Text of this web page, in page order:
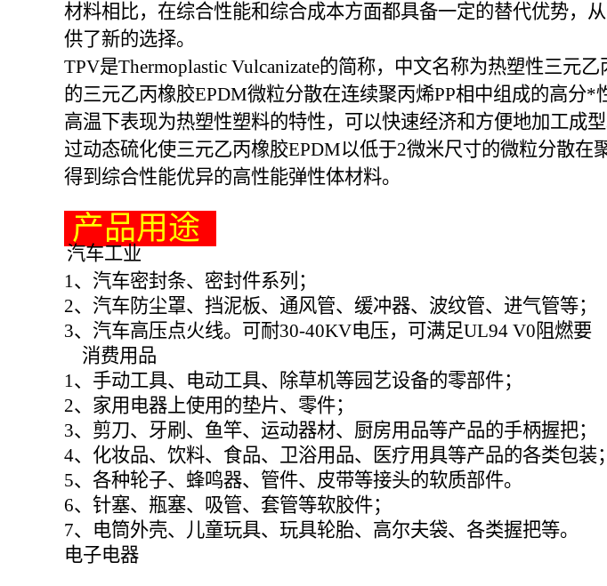
材料相比，在综合性能和综合成本方面都具备一定的替代优势，
供了新的选择。
TPV是Thermoplastic Vulcanizate的简称，中文名称为热塑性三
的三元乙丙橡胶EPDM微粒分散在连续聚丙烯PP相中组成的高分
高温下表现为热塑性塑料的特性，可以快速经济和方便地加工成
过动态硫化使三元乙丙橡胶EPDM以低于2微米尺寸的微粒分散在
得到综合性能优异的高性能弹性体材料。
产品用途
汽车工业
1、汽车密封条、密封件系列；
2、汽车防尘罩、挡泥板、通风管、缓冲器、波纹管、进气管等；
3、汽车高压点火线。可耐30-40KV电压，可满足UL94 V0阻燃要
消费用品
1、手动工具、电动工具、除草机等园艺设备的零部件；
2、家用电器上使用的垫片、零件；
3、剪刀、牙刷、鱼竿、运动器材、厨房用品等产品的手柄握把；
4、化妆品、饮料、食品、卫浴用品、医疗用具等产品的各类包装；
5、各种轮子、蜂鸣器、管件、皮带等接头的软质部件。
6、针塞、瓶塞、吸管、套管等软胶件；
7、电筒外壳、儿童玩具、玩具轮胎、高尔夫袋、各类握把等。
电子电器